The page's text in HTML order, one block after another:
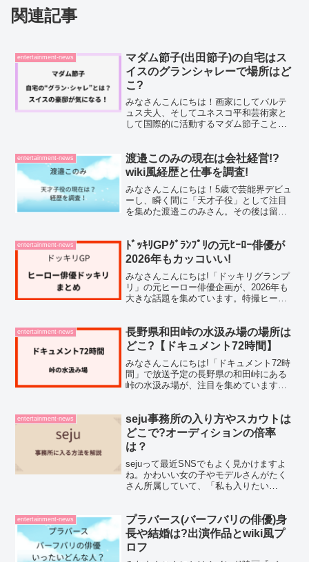
関連記事
entertainment-news
マダム節子(出田節子)の自宅はス
イスのグランシャレーで場所はど
こ?
みなさんこんにちは！画家にしてバルテ
ュス夫人、そしてユネスコ平和芸術家と
して国際的に活動するマダム節子こと出
やSNSで何かと話題になっていますよ
ね。そんなマダム節子...
entertainment-news
渡邉このみの現在は会社経営!?
wiki風経歴と仕事を調査!
みなさんこんにちは！5歳で芸能界デビュ
ーし、瞬く間に「天才子役」として注目
を集めた渡邉このみさん。その後は留学
SNSでは、「今はどんな活動をしている
の？」「会社を経営して...
entertainment-news
ﾄﾞｯｷﾘGPｸﾞﾗﾝﾌﾟﾘの元ﾋｰﾛｰ俳優が
2026年もカッコいい!
みなさんこんにちは!「ドッキリグランプ
リ」の元ヒーロー俳優企画が、2026年も
大きな話題を集めています。特撮ヒーロ
コいいですよね！そこで今回は、アイド
ル役の女優さんや出...
entertainment-news
長野県和田峠の水汲み場の場所は
どこ?【ドキュメント72時間】
みなさんこんにちは!「ドキュメント72時
間」で放送予定の長野県の和田峠にある
峠の水汲み場が、注目を集めています。
で今回は、ドキュメント72時間で放送さ
れる、長野県和田峠...
entertainment-news
seju事務所の入り方やスカウトは
どこで?オーディションの倍率
は？
sejuって最近SNSでもよく見かけますよ
ね。かわいい女の子やモデルさんがたく
さん所属していて、「私も入りたい
って入るんだろう？」「スカウトって本
当にあるの？」といった...
entertainment-news
プラバース(バーフバリの俳優)身
長や結婚は?出演作品とwiki風プ
ロフ